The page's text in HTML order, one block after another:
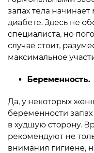
запах тела
диабете. Здесь не
специалиста, но
случае стоит,
максимальное
Беременность.
Да, у некоторых
беременности
в худшую сторону.
рекомендуют не
внимания гигиене,